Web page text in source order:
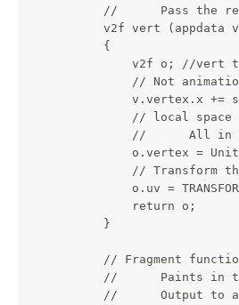
//      Pass the
v2f vert (appdata
            {
v2f o; //vert
// Not
v.vertex.x +=
// local space
//      All in
o.vertex =
// Transform
o.uv =
                return o;
            }
// Fragment
//      Paints in
//      Output to